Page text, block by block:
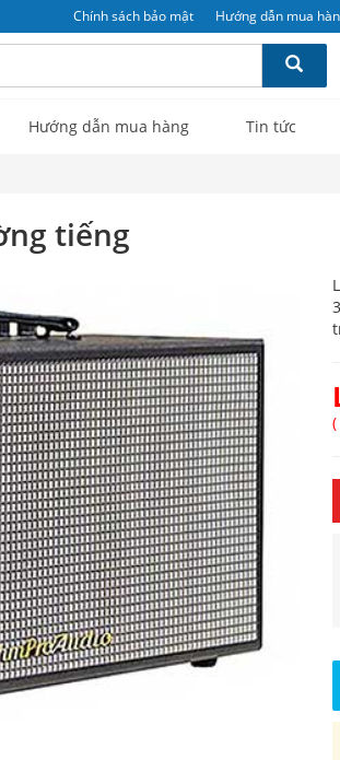
Chính sách bảo mật Hướng dẫn mua
Hướng dẫn mua hàng Tin tức
tiếng